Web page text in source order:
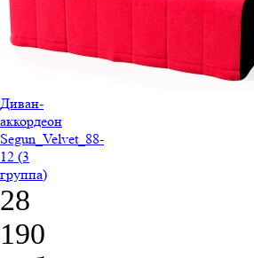
Диван-
аккордеон
Segun_Velvet_88-
12 (3
группа)
28
190